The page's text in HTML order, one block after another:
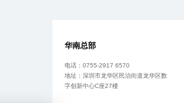
华南总部
电话：0755-2917 6570
地址：深圳市龙华区民治街道龙华区数
字创新中心C座27楼